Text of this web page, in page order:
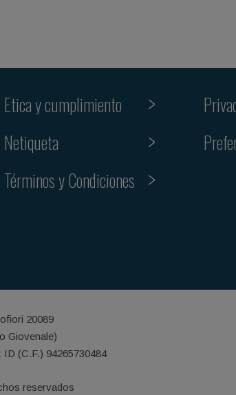
Etica y cumplimiento
Netiqueta
Términos y Condiciones
20089
Giovenale)
ID (C.F.) 94265730484
reservados